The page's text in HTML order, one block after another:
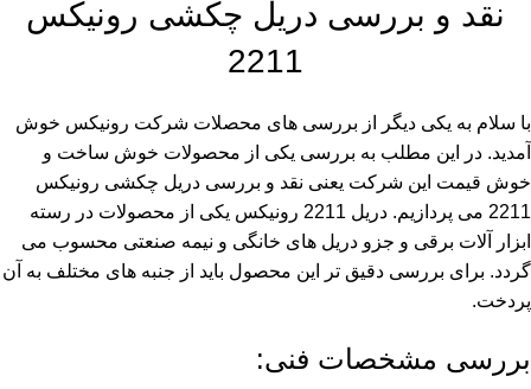
نقد و بررسی دریل چکشی رونیکس
2211
با سلام به یکی دیگر از بررسی های محصلات شرکت رونیکس خوش
آمدید. در این مطلب به بررسی یکی از محصولات خوش ساخت و
خوش قیمت این شرکت یعنی نقد و بررسی دریل چکشی رونیکس
2211 می پردازیم. دریل 2211 رونیکس یکی از محصولات در رسته
ابزار آلات برقی و جزو دریل های خانگی و نیمه صنعتی محسوب می
گردد. برای بررسی دقیق تر این محصول باید از جنبه های مختلف به آن
پردخت.
بررسی مشخصات فنی: